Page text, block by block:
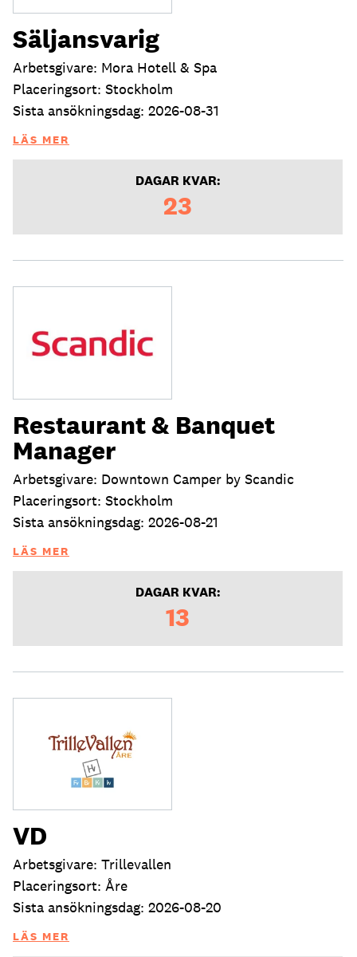
Säljansvarig
Arbetsgivare: Mora Hotell & Spa
Placeringsort: Stockholm
Sista ansökningsdag: 2026-08-31
LÄS MER
DAGAR KVAR:
23
Restaurant & Banquet
Manager
Arbetsgivare: Downtown Camper by Scandic
Placeringsort: Stockholm
Sista ansökningsdag: 2026-08-21
LÄS MER
DAGAR KVAR:
13
VD
Arbetsgivare: Trillevallen
Placeringsort: Åre
Sista ansökningsdag: 2026-08-20
LÄS MER